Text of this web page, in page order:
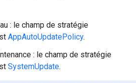
: le champ de stratégie
AppAutoUpdatePolicy.
: le champ de stratégie
SystemUpdate.